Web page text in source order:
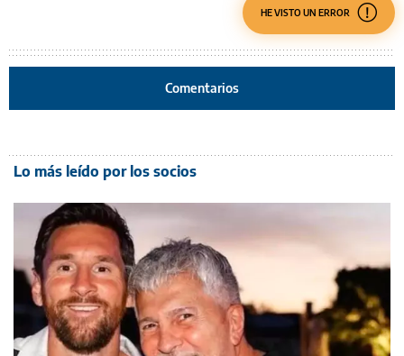
HE VISTO UN ERROR
Comentarios
Lo más leído por los socios